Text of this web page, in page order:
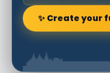
✨ Create your